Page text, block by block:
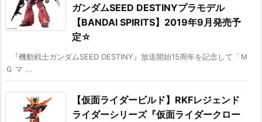
ガンダムSEED DESTINYプラモデル
【BANDAI SPIRITS】2019年9月発売予
定☆
『機動戦士ガンダムSEED DESTINY』放送開始15周年を記念して「Ｍ
Ｇ マ ...
【仮面ライダービルド】RKFレジェンド
ライダーシリーズ『仮面ライダークロー